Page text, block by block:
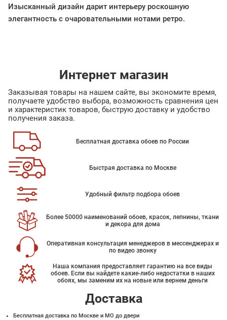
Изысканный дизайн дарит интерьеру роскошную
элегантность с очаровательными нотами ретро.
Интернет магазин
Заказывая товары на нашем сайте, вы экономите время,
получаете удобство выбора, возможность сравнения цен
и характеристик товаров, быструю доставку и удобство
получения заказа.
Бесплатная доставка обоев по России
Быстрая доставка по Москве
Удобный фильтр подбора обоев
Более 50000 наименований обоев, красок, лепнины, ткани
и декора для дома
Оперативная консультация менеджеров в мессенджерах и
по видео звонку
Наша компания предоставляет гарантию на все виды
обоев. Если вы найдете какие-либо недостатки в наших
обоях, мы заменим их на новые или вернем деньги
Доставка
Бесплатная доставка по Москве и МО до двери